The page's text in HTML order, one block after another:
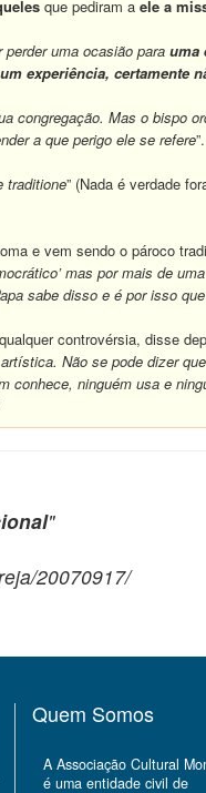
que pediram a ele a
uma ocasião para uma
experiência, certamente
congregação. Mas o bispo
a que perigo ele se refere”.
traditione” (Nada é verdade
e vem sendo o pároco
mas por mais de
sabe disso e é por isso
controvérsia, disse
Não se pode dizer
conhece, ninguém usa e
"
20070917/
Quem Somos
A Associação Cultural
é uma entidade civil de